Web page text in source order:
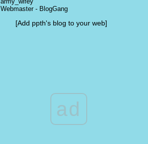
Webmaster - BlogGang
[Add ppth's blog to your web]
ad